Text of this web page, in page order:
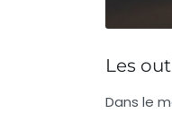
Les
Dans le